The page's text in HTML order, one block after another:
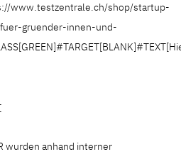
www.testzentrale.ch/shop/startup-
gruender-innen-und-
wurden anhand interner